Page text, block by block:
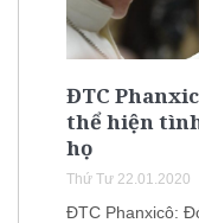
ĐTC
thể hiện
họ
Thứ Tư 22.01.2020
ĐTC Phanxicô: